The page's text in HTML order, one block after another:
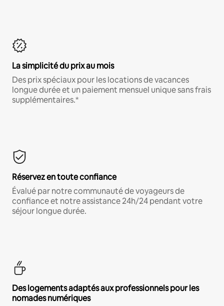
La simplicité du prix au mois
Des prix spéciaux pour les locations de vacances
longue durée et un paiement mensuel unique sans frais
supplémentaires.*
Réservez en toute confiance
Évalué par notre communauté de voyageurs de
confiance et notre assistance 24h/24 pendant votre
séjour longue durée.
Des logements adaptés aux professionnels pour les
nomades numériques